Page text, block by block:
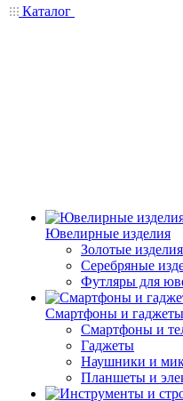
Каталог
Ювелирные изделия
Золотые изделия
Серебряные
Футляры для
Смартфоны и гаджеты
Смартфоны и
Гаджеты
Наушники и
Планшеты и